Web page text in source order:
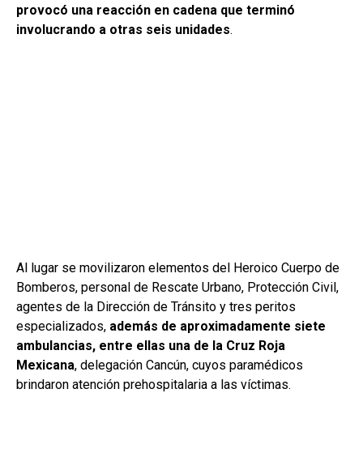
provocó una reacción en cadena que terminó
involucrando a otras seis unidades.
Al lugar se movilizaron elementos del Heroico Cuerpo de
Bomberos, personal de Rescate Urbano, Protección Civil,
agentes de la Dirección de Tránsito y tres peritos
especializados, además de aproximadamente siete
ambulancias, entre ellas una de la Cruz Roja
Mexicana, delegación Cancún, cuyos paramédicos
brindaron atención prehospitalaria a las víctimas.